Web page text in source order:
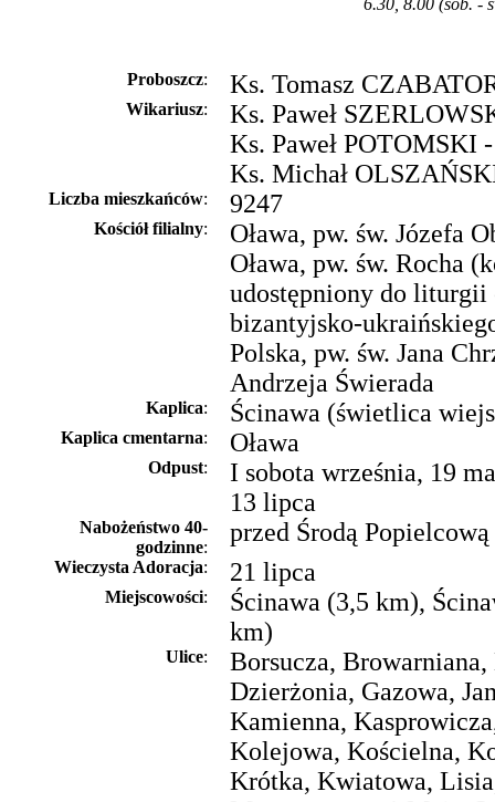
6.30, 8.00 (sob. -
Proboszcz: Ks. Tomasz
Wikariusz:
Ks. Paweł
Ks. Paweł POTOMSKI
Ks. Michał
Liczba mieszkańców: 9247
Kościół filialny:
Oława, pw. św. Józefa
Oława, pw. św. Rocha
udostępniony do liturgii
bizantyjsko-
Polska, pw. św. Jana
Andrzeja Świerada
Kaplica: Ścinawa (świetlica
Kaplica cmentarna: Oława
Odpust:
I sobota września, 19
13 lipca
Nabożeństwo 40-
godzinne:
przed Środą Popielcową
Wieczysta Adoracja: 21 lipca
Miejscowości:
Ścinawa (3,5 km),
km)
Ulice:
Borsucza, Browarniana,
Dzierżonia, Gazowa,
Kamienna,
Kolejowa, Kościelna,
Krótka, Kwiatowa,